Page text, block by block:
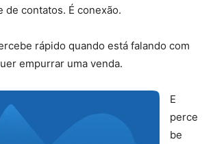
de contatos. É conexão.
rápido quando está falando com
empurrar uma venda.
E
perce
be